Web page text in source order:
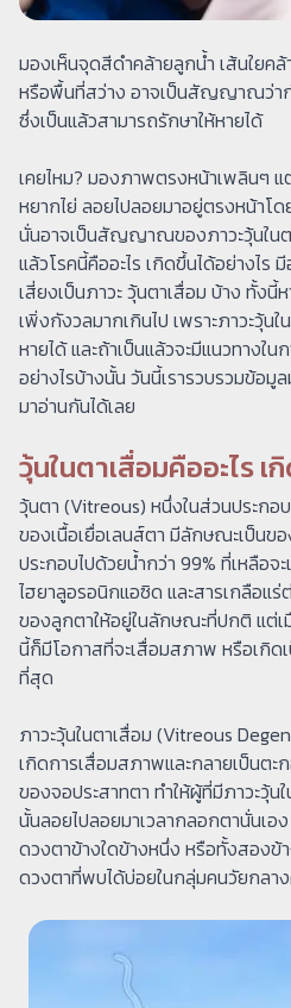
มองเห็นจุดสีดำคล้ายลูกน้ำ เส้นใยค
หรือพื้นที่สว่าง อาจเป็นสัญญาณว่าก
ซึ่งเป็นแล้วสามารถรักษาให้หายได้
เคยไหม? มองภาพตรงหน้าเพลินๆ
หยากไย่ ลอยไปลอยมาอยู่ตรงหน้าโ
นั่นอาจเป็นสัญญาณของภาวะวุ้นในต
แล้วโรคนี้คืออะไร เกิดขึ้นได้อย่างไร
เสี่ยงเป็นภาวะ วุ้นตาเสื่อม บ้าง ทั้ง
เพิ่งกังวลมากเกินไป เพราะภาวะวุ้น
หายได้ และถ้าเป็นแล้วจะมีแนวทางใ
อย่างไรบ้างนั้น วันนี้เรารวบรวมข้อมู
มาอ่านกันได้เลย
วุ้นในตาเสื่อมคืออะไร เ
วุ้นตา (Vitreous) หนึ่งในส่วนประก
ของเนื้อเยื่อเลนส์ตา มีลักษณะเป็นข
ประกอบไปด้วยน้ำกว่า 99% ที่เหลือจ
ไฮยาลูอรอนิกแอซิด และสารเกลือแ
ของลูกตาให้อยู่ในลักษณะที่ปกติ แต่เ
นี้ก็มีโอกาสที่จะเสื่อมสภาพ หรือเกิดเ
ที่สุด
ภาวะวุ้นในตาเสื่อม (Vitreous
เกิดการเสื่อมสภาพและกลายเป็นต
ของจอประสาทตา ทำให้ผู้ที่มีภาวะวุ้น
นั้นลอยไปลอยมาเวลากลอกตานั่นเอ
ดวงตาข้างใดข้างหนึ่ง หรือทั้งสองข้
ดวงตาที่พบได้บ่อยในกลุ่มคนวัยกลา